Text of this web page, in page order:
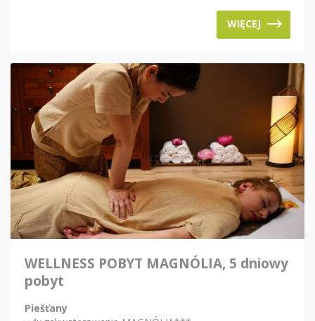
WIĘCEJ
WELLNESS POBYT MAGNÓLIA, 5 dniowy
pobyt
Piešťany